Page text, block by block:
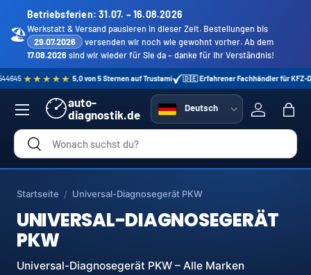
🏖️
Betriebsferien: 31.07. – 16.08.2026
Werkstatt & Versand pausieren in dieser Zeit. Bestellungen bis
29.07.2026
versenden wir noch wie gewohnt vorher. Ab dem
17.08.2026sind wir wieder für Sie da – danke für Ihr Verständnis!
Direkt zum Inhalt
von 5 Sternen auf Trustami 🇩🇪 Erfahrener Fachhändler für KFZ-Diagnosetechnik 12
auto-
diagnostik.de
Suchen
Suchen
Sprache
Deutsch
Einloggen
Menü
Startseite / Universal-Diagnosegerät PKW
UNIVERSAL-DIAGNOSEGERÄT
PKW
Universal-Diagnosegerät PKW – Alle Marken